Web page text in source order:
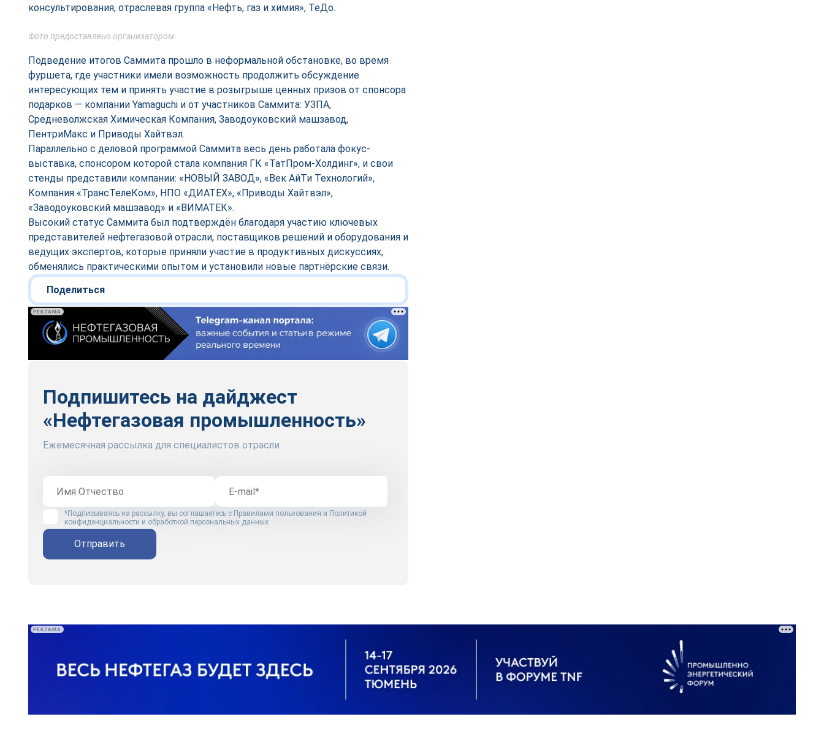
консультирования, отраслевая группа «Нефть, газ и химия», ТеДо.
Фото предоставлено организатором
Подведение итогов Саммита прошло в неформальной обстановке, во время
фуршета, где участники имели возможность продолжить обсуждение
интересующих тем и принять участие в розыгрыше ценных призов от спонсора
подарков — компании Yamaguchi и от участников Саммита: УЗПА,
Средневолжская Химическая Компания, Заводоуковский машзавод,
ПентриМакс и Приводы Хайтвэл.
Параллельно с деловой программой Саммита весь день работала фокус-
выставка, спонсором которой стала компания ГК «ТатПром-Холдинг», и свои
стенды представили компании: «НОВЫЙ ЗАВОД», «Век АйТи Технологий»,
Компания «ТрансТелеКом», НПО «ДИАТЕХ», «Приводы Хайтвэл»,
«Заводоуковский машзавод» и «ВИМАТЕК».
Высокий статус Саммита был подтверждён благодаря участию ключевых
представителей нефтегазовой отрасли, поставщиков решений и оборудования и
ведущих экспертов, которые приняли участие в продуктивных дискуссиях,
обменялись практическими опытом и установили новые партнёрские связи.
Поделиться
РЕКЛАМА
Подпишитесь на дайджест
«Нефтегазовая промышленность»
Ежемесячная рассылка для специалистов отрасли
*Подписываясь на рассылку, вы соглашаетесь с Правилами пользования и Политикой
конфиденциальности и обработкой персональных данных
Отправить
РЕКЛАМА